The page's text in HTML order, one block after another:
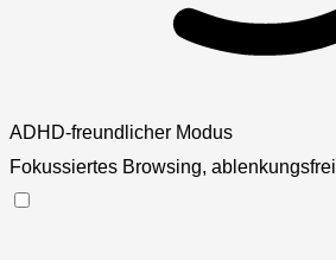
ADHD-freundlicher Modus
Fokussiertes Browsing, ablenkungsfrei